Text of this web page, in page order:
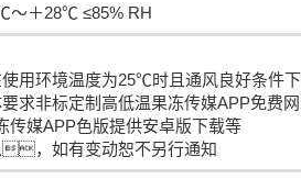
～＋28℃ ≤85% RH
用环境温度为25℃时且通风良好条件
求非标定制高低温果冻传媒APP免
媒APP色版提供安卓版下载等
，如有变动恕不另行通知